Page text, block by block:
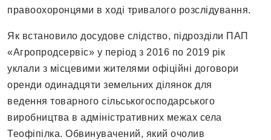
правоохоронцями в ході тривалого розслідування.
Як встановило досудове слідство, підрозділи ПАП
«Агропродсервіс» у період з 2016 по 2019 рік
уклали з місцевими жителями офіційні договори
оренди одинадцяти земельних ділянок для
ведення товарного сільськогосподарського
виробництва в адміністративних межах села
Теофіпілка. Обвинувачений, який очолив